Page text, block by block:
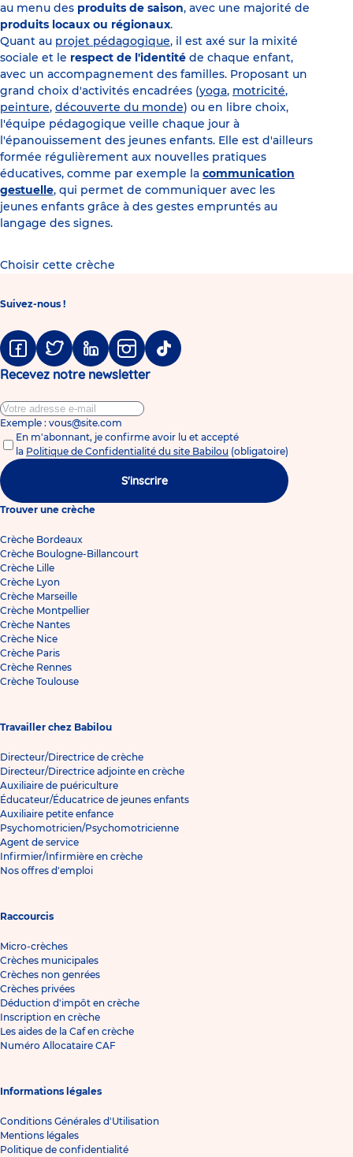
au menu des produits de saison, avec une majorité de
produits locaux ou régionaux.
Quant au projet pédagogique, il est axé sur la mixité
sociale et le respect de l'identité de chaque enfant,
avec un accompagnement des familles. Proposant un
grand choix d'activités encadrées (yoga, motricité,
peinture, découverte du monde) ou en libre choix,
l'équipe pédagogique veille chaque jour à
l'épanouissement des jeunes enfants. Elle est d'ailleurs
formée régulièrement aux nouvelles pratiques
éducatives, comme par exemple la communication
gestuelle, qui permet de communiquer avec les
jeunes enfants grâce à des gestes empruntés au
langage des signes.
Choisir cette crèche
Suivez-nous !
FacebookTwitter LinkedinInstagramTiktok
Recevez notre newsletter
Exemple : vous@site.com
En m'abonnant, je confirme avoir lu et accepté
la Politique de Confidentialité du site Babilou (obligatoire)
S'inscrire
Trouver une crèche
Crèche Bordeaux
Crèche Boulogne-Billancourt
Crèche Lille
Crèche Lyon
Crèche Marseille
Crèche Montpellier
Crèche Nantes
Crèche Nice
Crèche Paris
Crèche Rennes
Crèche Toulouse
Travailler chez Babilou
Directeur/Directrice de crèche
Directeur/Directrice adjointe en crèche
Auxiliaire de puériculture
Éducateur/Éducatrice de jeunes enfants
Auxiliaire petite enfance
Psychomotricien/Psychomotricienne
Agent de service
Infirmier/Infirmière en crèche
Nos offres d'emploi
Raccourcis
Micro-crèches
Crèches municipales
Crèches non genrées
Crèches privées
Déduction d'impôt en crèche
Inscription en crèche
Les aides de la Caf en crèche
Numéro Allocataire CAF
Informations légales
Conditions Générales d'Utilisation
Mentions légales
Politique de confidentialité